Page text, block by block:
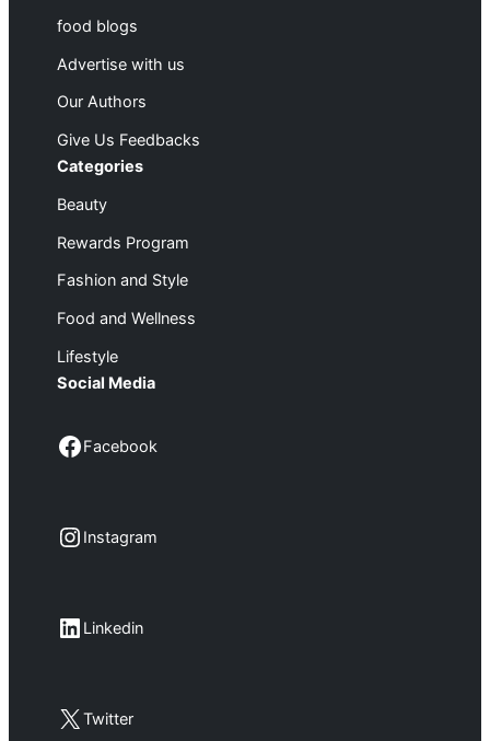
food blogs
Advertise with us
Our Authors
Give Us Feedbacks
Categories
Beauty
Rewards Program
Fashion and Style
Food and Wellness
Lifestyle
Social Media
Facebook Facebook
Instagram Instagram
LinkedIn Linkedin
X Twitter